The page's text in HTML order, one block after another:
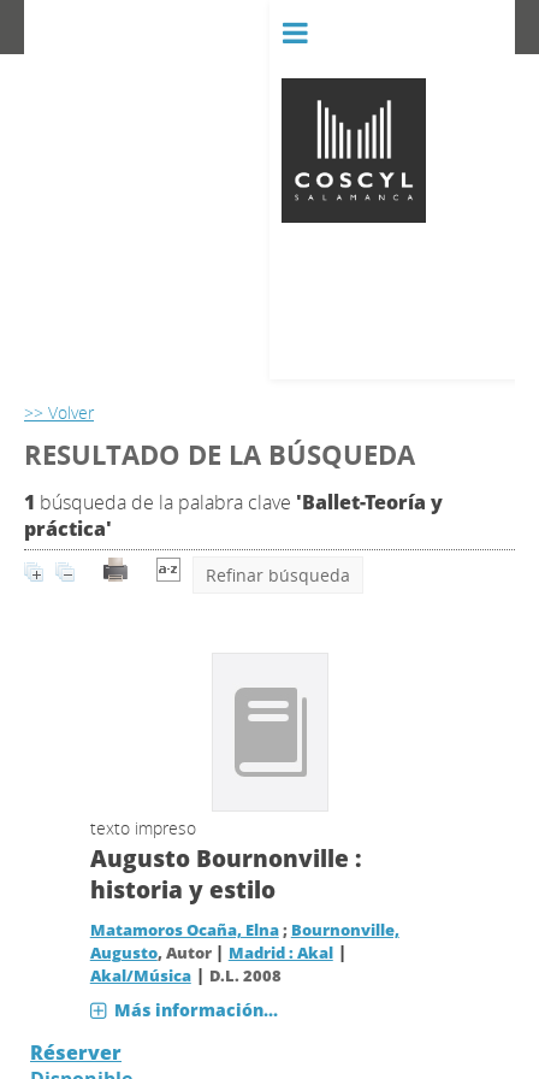
>> Volver
RESULTADO DE LA BÚSQUEDA
1 búsqueda de la palabra clave 'Ballet-Teoría y
práctica'
Refinar búsqueda
texto impreso
Augusto Bournonville :
historia y estilo
Matamoros Ocaña, Elna; Bournonville,
Augusto, Autor | Madrid : Akal|
Akal/Música| D.L. 2008
Más información...
Réserver